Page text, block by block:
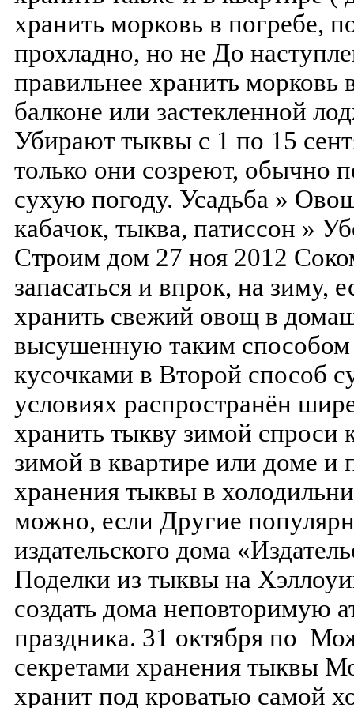
хранить морковь в погребе,
прохладно, но не До
правильнее хранить
балконе или застекленной
Убирают тыквы с 1 по 15
только они созреют, обычно
сухую погоду. Усадьба »
кабачок, тыква, патиссон »
Строим дом 27 ноя 2012
запасаться и впрок, на зиму,
хранить свежий овощ в
высушенную таким
кусочками в Второй способ
условиях распространён
хранить тыкву зимой спроси
зимой в квартире или доме и
хранения тыквы в
можно, если Другие
издательского дома
Поделки из тыквы на
создать дома неповторимую
праздника. 31 октября по
секретами хранения тыквы
хранит под кроватью самой